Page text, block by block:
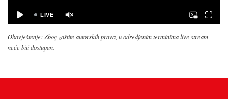
Obavještenje: Zbog zaštite autorskih prava, u odredjenim terminima live stream
neće biti dostupan.